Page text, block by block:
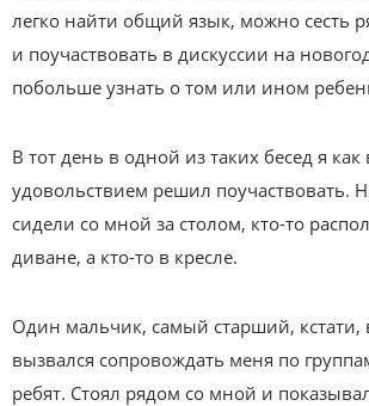
легко найти общий язык, можно сесть
и поучаствовать в дискуссии на
побольше узнать о том или ином
В тот день в одной из таких бесед я как
удовольствием решил поучаствовать.
сидели со мной за столом, кто-то
диване, а кто-то в кресле.
Один мальчик, самый старший, кстати,
вызвался сопровождать меня по
ребят. Стоял рядом со мной и